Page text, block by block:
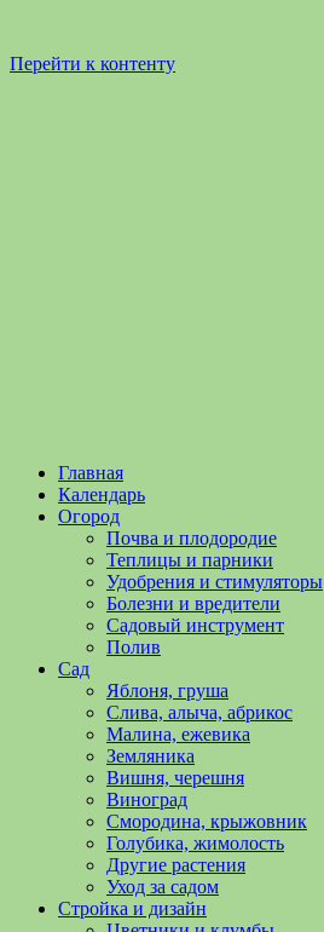
Перейти к контенту
Садоводство
Огородничество
Садоводство
огородничество
полезные
уходу
овощами,
растениями
Поможем
обустройстве
Главная
Календарь
Огород
Почва и плодородие
Теплицы и парники
Удобрения и стимуляторы
Болезни и вредители
Садовый инструмент
Полив
Сад
Яблоня, груша
Слива, алыча, абрикос
Малина, ежевика
Земляника
Вишня, черешня
Виноград
Смородина, крыжовник
Голубика, жимолость
Другие растения
Уход за садом
Стройка и дизайн